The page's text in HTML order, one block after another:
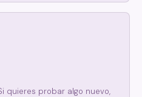
quieres probar algo nuevo,